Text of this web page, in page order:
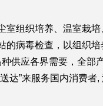
室组织培养、温室栽
的病毒检查，以组织
供应各界需要，全部
”来服务国内消费者,